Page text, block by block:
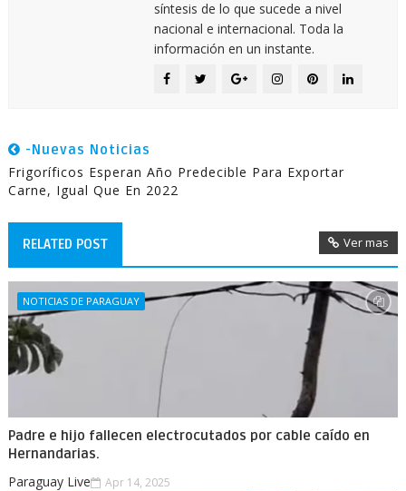
síntesis de lo que sucede a nivel
nacional e internacional. Toda la
información en un instante.
-Nuevas Noticias
Frigoríficos Esperan Año Predecible Para Exportar
Carne, Igual Que En 2022
RELATED POST Ver mas
NOTICIAS DE PARAGUAY
Padre e hijo fallecen electrocutados por cable caído en
Hernandarias.
Paraguay Live Apr 14, 2025